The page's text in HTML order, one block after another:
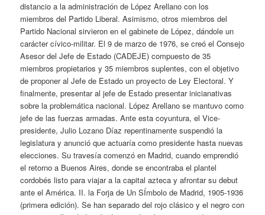
distancio a la administración de López Arellano con los
miembros del Partido Liberal. Asimismo, otros miembros del
Partido Nacional sirvieron en el gabinete de López, dándole un
carácter cívico-militar. El 9 de marzo de 1976, se creó el Consejo
Asesor del Jefe de Estado (CADEJE) compuesto de 35
miembros propietarios y 35 miembros suplentes, con el objetivo
de proponer al Jefe de Estado un proyecto de Ley Electoral. Y
finalmente, presentar al jefe de Estado presentar inicianativas
sobre la problemática nacional. López Arellano se mantuvo como
jefe de las fuerzas armadas. Ante esta coyuntura, el Vice-
presidente, Julio Lozano Díaz repentinamente suspendió la
legislatura y anunció que actuaría como presidente hasta nuevas
elecciones. Su travesía comenzó en Madrid, cuando emprendió
el retorno a Buenos Aires, donde se encontraba el plantel
cordobés listo para viajar a la capital azteca y afrontar su debut
ante el América. II. la Forja de Un SÍmbolo de Madrid, 1905-1936
(primera edición). Se han separado del rojo clásico y el negro con